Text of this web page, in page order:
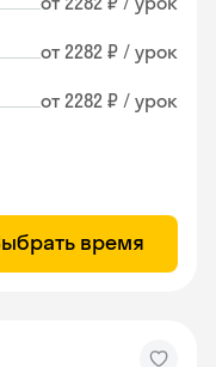
от 2282 ₽ / урок
от 2282 ₽ / урок
время